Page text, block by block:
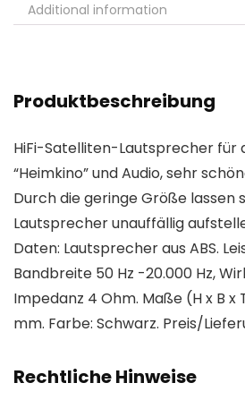
Additional information
Produktbeschreibung
HiFi-Satelliten-Lautsprecher für
“Heimkino” und Audio, sehr
Durch die geringe Größe lassen
Lautsprecher unauffällig
Daten: Lautsprecher aus ABS.
Bandbreite 50 Hz -20.000 Hz,
Impedanz 4 Ohm. Maße (H x B x
mm. Farbe: Schwarz. Preis/
Rechtliche Hinweise